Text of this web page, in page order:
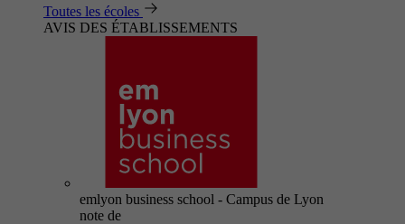
Toutes les écoles
AVIS DES ÉTABLISSEMENTS
emlyon business school - Campus de Lyon
note de